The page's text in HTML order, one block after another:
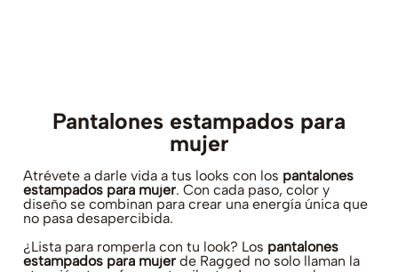
Pantalones estampados para
mujer
Atrévete a darle vida a tus looks con los pantalones
estampados para mujer. Con cada paso, color y
diseño se combinan para crear una energía única que
no pasa desapercibida.
¿Lista para romperla con tu look? Los pantalones
estampados para mujer de Ragged no solo llaman la